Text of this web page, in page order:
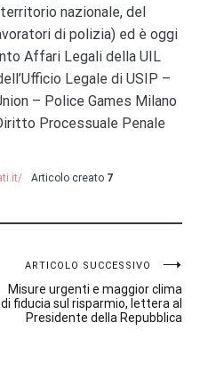
nazionale, del
di polizia) ed è oggi
Affari Legali della UIL
Legale di USIP –
– Police Games Milano
Processuale Penale
Articolo creato 7
ARTICOLO SUCCESSIVO
Misure urgenti e maggior clima
di fiducia sul risparmio, lettera al
Presidente della Repubblica